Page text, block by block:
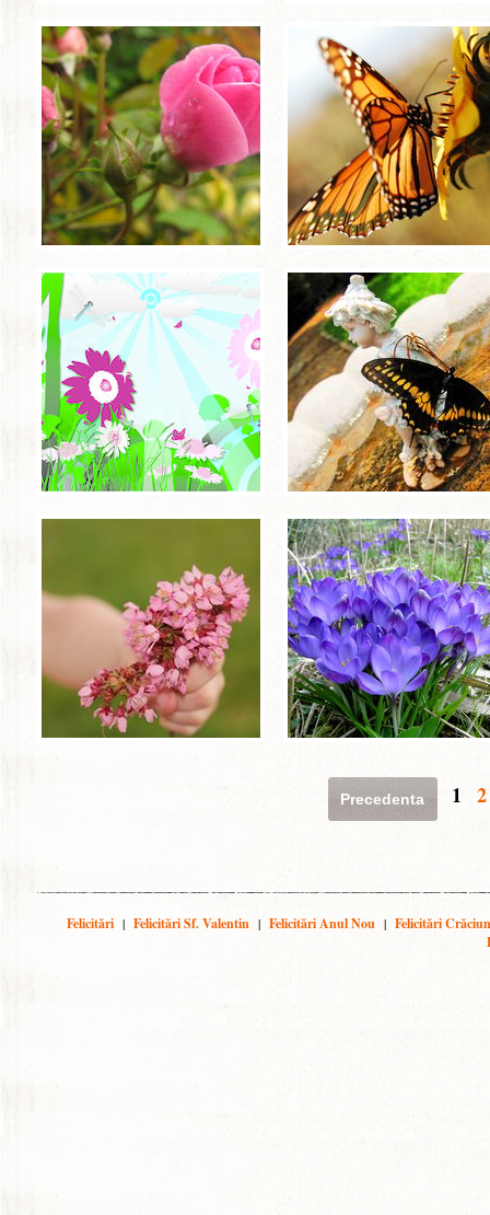
Precedenta 1 2
Felicitări | Felicitări Sf. Valentin | Felicitări Anul Nou | Felicitări